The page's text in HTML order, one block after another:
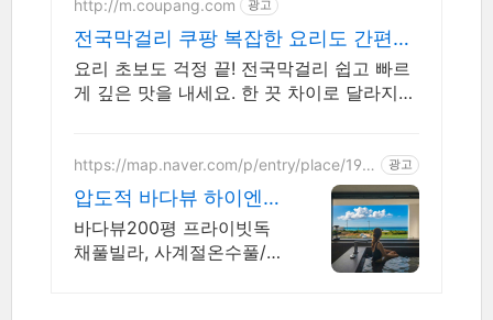
http://m.coupang.com 광고
전국막걸리 쿠팡 복잡한 요리도 간편하
게
요리 초보도 걱정 끝! 전국막걸리 쉽고 빠르
게 깊은 맛을 내세요. 한 끗 차이로 달라지는
https://map.naver.com/p/entry/place/197
광고
압도적 바다뷰 하이엔드
풀빌라 7-8월 한정 수영
장 포함
바다뷰200평 프라이빗독
채풀빌라, 사계절온수풀/바